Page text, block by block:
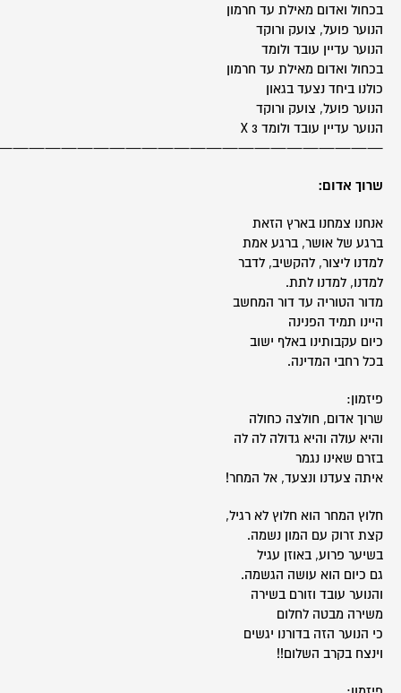
בכחול ואדום מאילת עד חרמון
הנוער פועל, צועק ורוקד
הנוער עדיין עובד ולומד
בכחול ואדום מאילת עד חרמון
כולנו ביחד נצעד בגאון
הנוער פועל, צועק ורוקד
הנוער עדיין עובד ולומד X 3
שרוך אדום:
אנחנו צמחנו בארץ הזאת
ברגע של אושר, ברגע אמת
למדנו ליצור, להקשיב, לדבר
למדנו, למדנו לתת.
מדור הטוריה עד דור המחשב
היינו תמיד הפנינה
כיום עקבותינו באלף ישוב
בכל רחבי המדינה.
פיזמון:
שרוך אדום, חולצה כחולה
והיא עולה והיא גדולה לה לה
בזרם שאינו נגמר
איתה צעדנו ונצעד, אל המחר!
חלוץ המחר הוא חלוץ לא רגיל,
קצת זרוק עם המון נשמה.
בשיער פרוע, באוזן עגיל
גם כיום הוא עושה הגשמה.
והנוער עובד וזורם בשירה
משירה מבטה לחלום
כי הנוער הזה בדורנו יגשים
וינצח בקרב השלום!!